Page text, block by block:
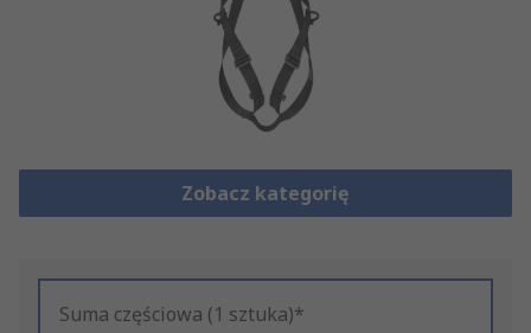
Zobacz kategorię
Suma częściowa (1 sztuka)*